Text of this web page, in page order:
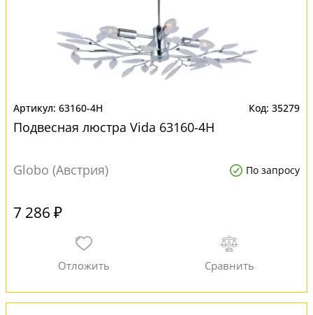
63160-4H 35279
Подвесная люстра Vida 63160-4H
Globo (Австрия) По запросу
7 286 ₽